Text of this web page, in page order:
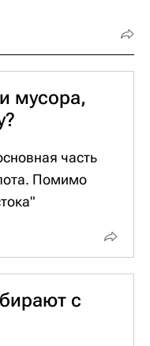
даже в
мусора,
часть
Помимо
и в
глади. Для
раствор –
он
с